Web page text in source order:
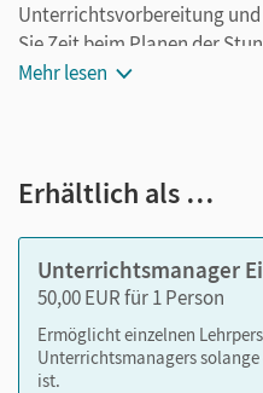
Unterrichtsvorbereitung
Sie Zeit beim Planen der
Materialien ganz leicht
E-Book vom Kurs- und
Handreichungen
Audios
Videos
Lösungen
Arbeitsblätter und
Mehr lesen
Erhältlich als …
Unterrichtsmanager
50,00 EUR für 1 Person
Ermöglicht einzelnen
Unterrichtsmanagers
ist.